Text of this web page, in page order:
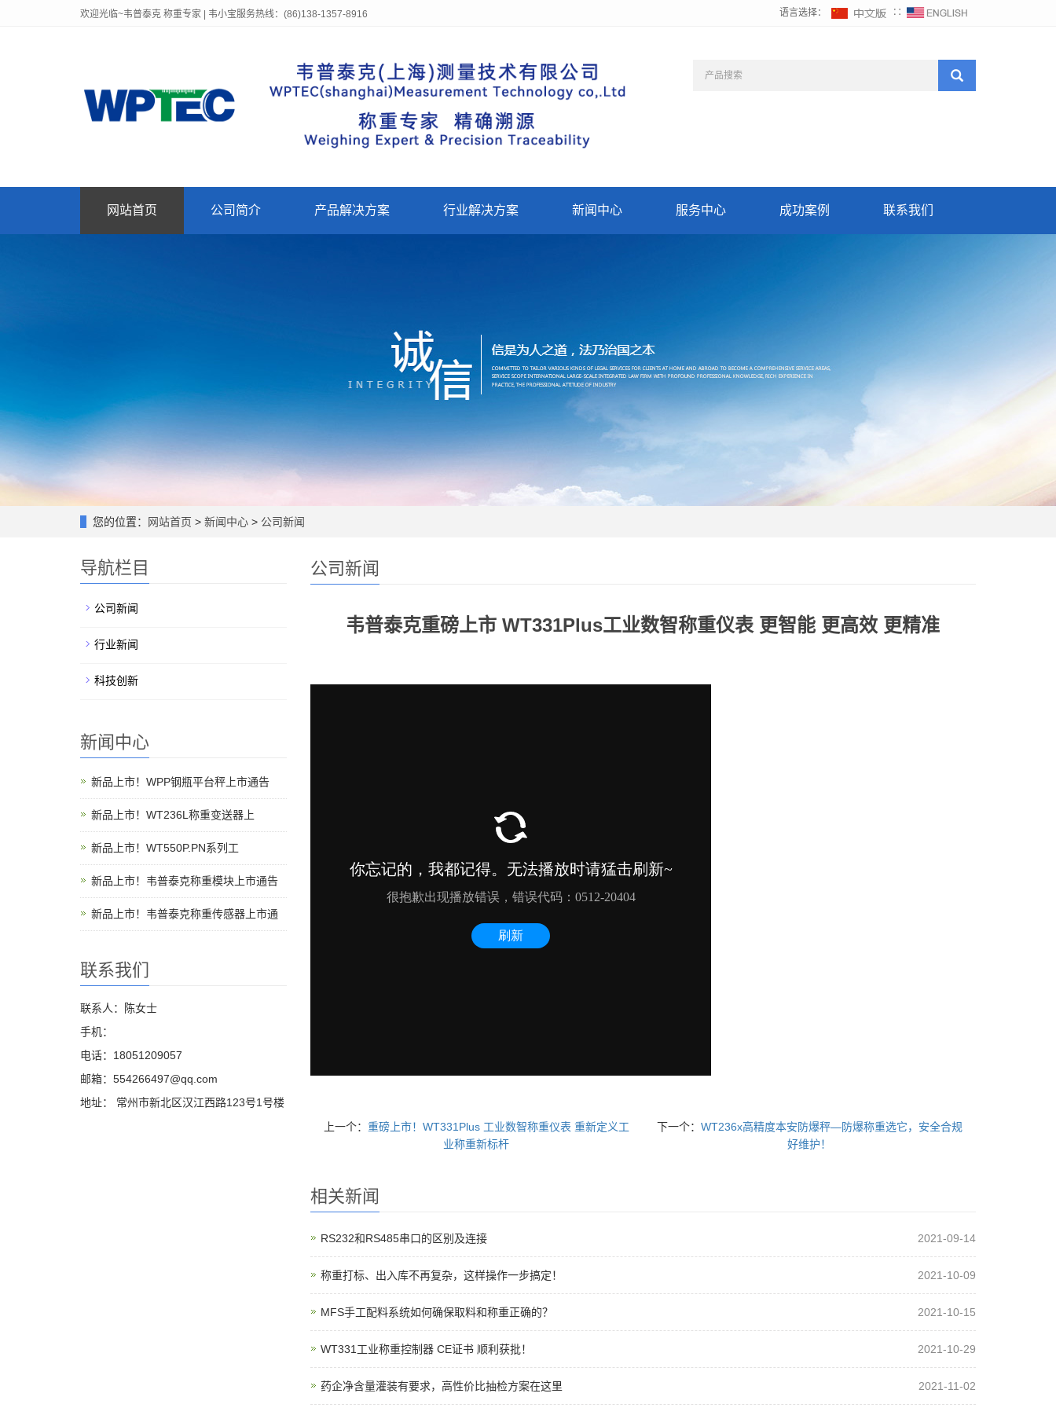
欢迎光临~韦普泰克 称重专家 | 韦小宝服务热线：(86)138-1357-8916 语言选择： ∷
网站首页 公司简介 产品解决方案 行业解决方案 新闻中心 服务中心 成功案例 联系我们
您的位置： 网站首页 > 新闻中心 > 公司新闻
公司新闻
韦普泰克重磅上市 WT331Plus工业数智称重仪表 更智能 更高效 更精准
上一个： 重磅上市！WT331Plus 工业数智称重仪表 重新定义工
业称重新标杆
下一个： WT236x高精度本安防爆秤—防爆称重选它，安全合规
好维护！
相关新闻
RS232和RS485串口的区别及连接 2021-09-14
称重打标、出入库不再复杂，这样操作一步搞定！ 2021-10-09
MFS手工配料系统如何确保取料和称重正确的？ 2021-10-15
WT331工业称重控制器 CE证书 顺利获批！ 2021-10-29
药企净含量灌装有要求，高性价比抽检方案在这里 2021-11-02
导航栏目
公司新闻
行业新闻
科技创新
新闻中心
新品上市！WPP钢瓶平台秤上市通告
新品上市！WT236L称重变送器上
新品上市！WT550P.PN系列工
新品上市！韦普泰克称重模块上市通告
新品上市！韦普泰克称重传感器上市通
联系我们
联系人：陈女士
手机：
电话：18051209057
邮箱：554266497@qq.com
地址： 常州市新北区汉江西路123号1号楼